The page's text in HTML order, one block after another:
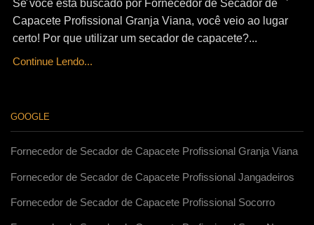
Se você esta buscado por Fornecedor de Secador de
Capacete Profissional Granja Viana, você veio ao lugar
certo! Por que utilizar um secador de capacete?...
Continue Lendo...
GOOGLE
Fornecedor de Secador de Capacete Profissional Granja Viana
Fornecedor de Secador de Capacete Profissional Jangadeiros
Fornecedor de Secador de Capacete Profissional Socorro